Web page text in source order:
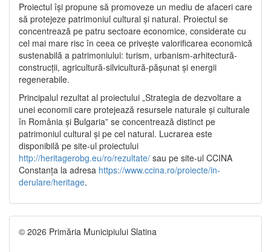
Proiectul își propune să promoveze un mediu de afaceri care
să protejeze patrimoniul cultural și natural. Proiectul se
concentrează pe patru sectoare economice, considerate cu
cel mai mare risc în ceea ce privește valorificarea economică
sustenabilă a patrimoniului: turism, urbanism-arhitectură-
construcții, agricultură-silvicultură-pășunat și energii
regenerabile.
Principalul rezultat al proiectului „Strategia de dezvoltare a
unei economii care protejează resursele naturale și culturale
în România și Bulgaria” se concentrează distinct pe
patrimoniul cultural și pe cel natural. Lucrarea este
disponibilă pe site-ul proiectului
http://heritagerobg.eu/ro/rezultate/ sau pe site-ul CCINA
Constanța la adresa https://www.ccina.ro/proiecte/in-
derulare/heritage.
© 2026 Primăria Municipiului Slatina